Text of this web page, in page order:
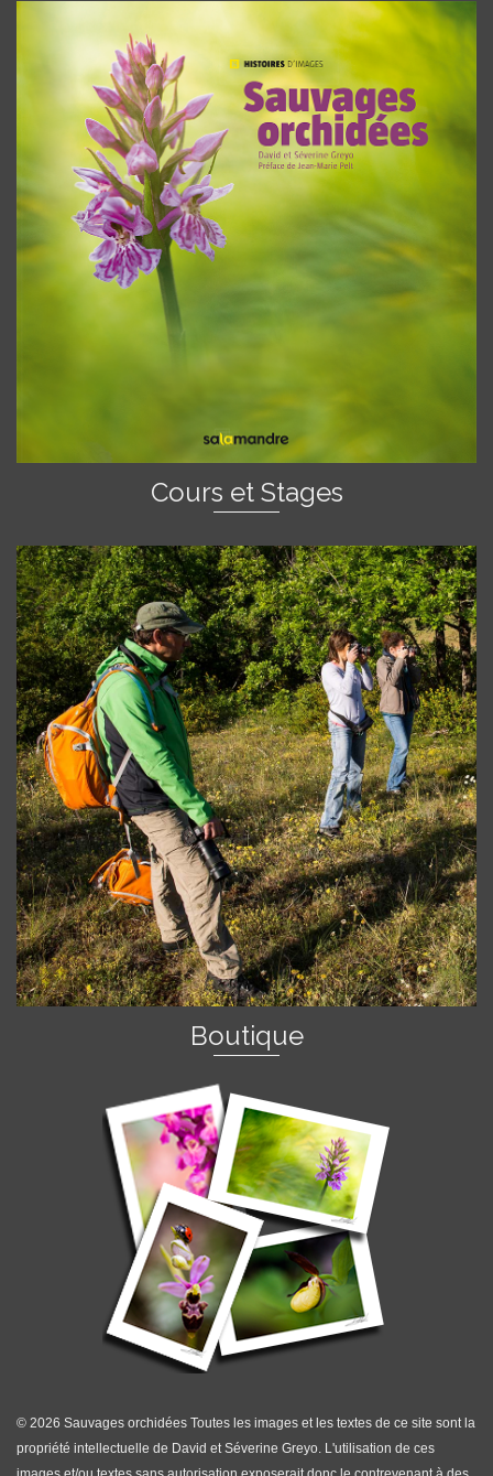
Cours et Stages
Boutique
© 2026 Sauvages orchidées Toutes les images et les textes de ce site sont la
propriété intellectuelle de David et Séverine Greyo. L'utilisation de ces